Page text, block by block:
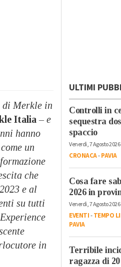
di Merkle in
Italia – e
hanno
un
che
e al
su tutti
in
ULTIMI
Controlli in
sequestra
spaccio
Venerdì, 7 Agosto 2026
CRONACA-PAVIA
Cosa fare
2026 in
Venerdì, 7 Agosto 2026
EVENTI-TEMPO
PAVIA
Terribile
ragazza di